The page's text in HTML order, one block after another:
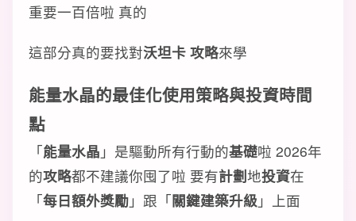
重要一百倍啦 真的
這部分真的要找對沃坦卡 攻略來學
能量水晶的最佳化使用策略與投資時間
點
「能量水晶 」是驅動所有行動的基礎啦 2026年
的攻略都不建議你囤了啦 要有計劃地投資在
「每日額外獎勵」跟「關鍵建築升級」上面